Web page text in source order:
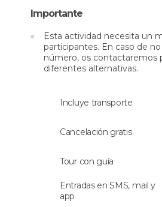
los productos. Recorriendo la
encontrarás con innumerables
que encontrarás todo tipo de
de la artesanía del pueblo.
comprar un recuerdo a la altura
y degustra la gastronomía local.
para finalizar el tour visitaremos
Estos pioneros de la
hace más de 130 años. Una
pintoresco lugar continuarás el
Importante
Esta actividad necesita un
participantes. En caso de
número, os contactaremos
diferentes alternativas.
Incluye transporte
Cancelación gratis
Tour con guía
Entradas en SMS, mail y
app